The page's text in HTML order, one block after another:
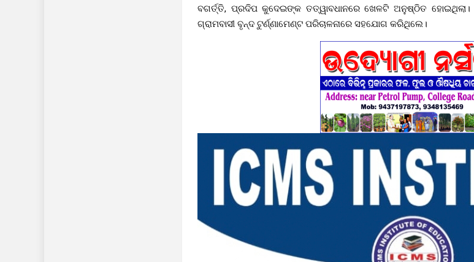
ବଗର୍ତ୍ତି, ପ୍ରଦିପ କୁଦେଇଙ୍କ ତତ୍ୱାବଧାନରେ ଖେଳଟି ଅନୁଷ୍ଠିତ
ଗ୍ରାମବାସୀ ବୃନ୍ଦ ଟୁର୍ଣ୍ଣାମେଣ୍ଟ ପରିଚାଳନାରେ ସହଯୋଗ କରିଥିଲେ।